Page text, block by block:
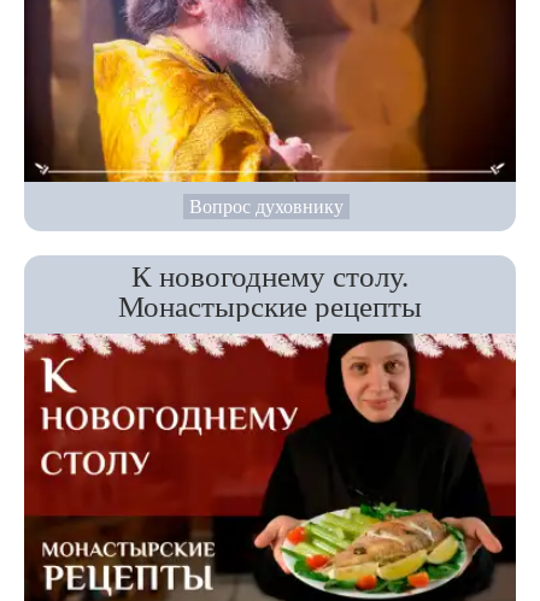
Вопрос духовнику
К новогоднему столу.
Монастырские рецепты